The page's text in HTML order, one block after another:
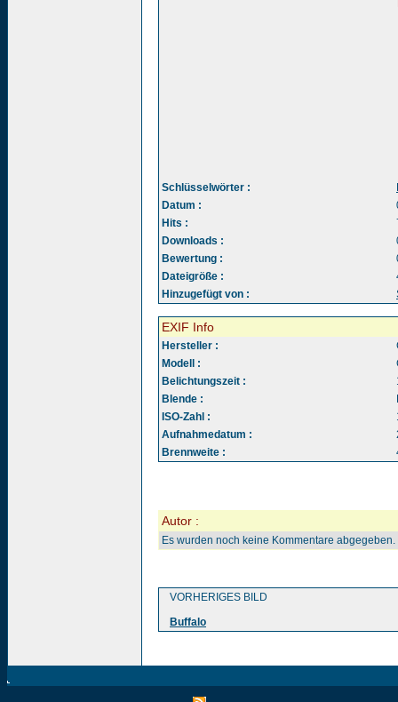
Schlüsselwörter :
Datum :
Hits :
Downloads :
Bewertung :
Dateigröße :
Hinzugefügt von :
EXIF Info
Hersteller :
Modell :
Belichtungszeit :
Blende :
ISO-Zahl :
Aufnahmedatum :
Brennweite :
Autor :
Es wurden noch keine Kommentare abgegeben.
VORHERIGES BILD
Buffalo